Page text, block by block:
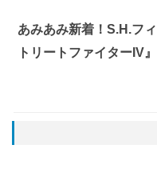
あみあみ新着！S.H.フ
トリートファイターIV